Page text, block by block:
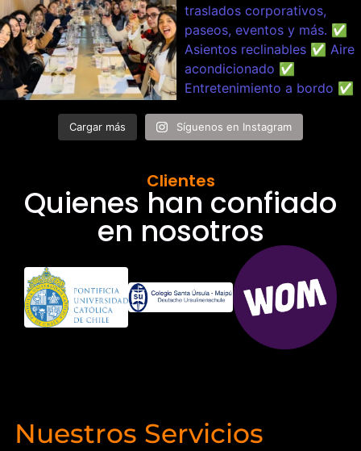
Cargar más Síguenos en Instagram
Clientes
Quienes han confiado
en nosotros
Nuestros Servicios